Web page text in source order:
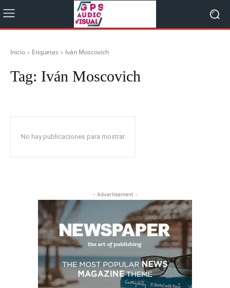
Inicio Etiquetas Iván Moscovich
Tag: Iván Moscovich
No hay publicaciones para mostrar
- Advertisement -